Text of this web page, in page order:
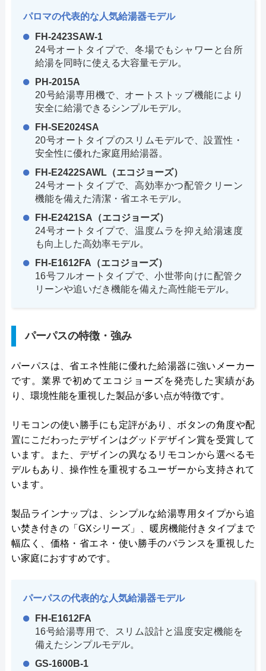
パロマの代表的な人気給湯器モデル
FH-2423SAW-1
24号オートタイプで、冬場でもシャワーと台所
給湯を同時に使える大容量モデル。
PH-2015A
20号給湯専用機で、オートストップ機能により
安全に給湯できるシンプルモデル。
FH-SE2024SA
20号オートタイプのスリムモデルで、設置性・
安全性に優れた家庭用給湯器。
FH-E2422SAWL（エコジョーズ）
24号オートタイプで、高効率かつ配管クリーン
機能を備えた清潔・省エネモデル。
FH-E2421SA（エコジョーズ）
24号オートタイプで、温度ムラを抑え給湯速度
も向上した高効率モデル。
FH-E1612FA（エコジョーズ）
16号フルオートタイプで、小世帯向けに配管ク
リーンや追いだき機能を備えた高性能モデル。
パーパスの特徴・強み
パーパスは、省エネ性能に優れた給湯器に強いメーカー
です。業界で初めてエコジョーズを発売した実績があ
り、環境性能を重視した製品が多い点が特徴です。
リモコンの使い勝手にも定評があり、ボタンの角度や配
置にこだわったデザインはグッドデザイン賞を受賞して
います。また、デザインの異なるリモコンから選べるモ
デルもあり、操作性を重視するユーザーから支持されて
います。
製品ラインナップは、シンプルな給湯専用タイプから追
い焚き付きの「GXシリーズ」、暖房機能付きタイプまで
幅広く、価格・省エネ・使い勝手のバランスを重視した
い家庭におすすめです。
パーパスの代表的な人気給湯器モデル
FH-E1612FA
16号給湯専用で、スリム設計と温度安定機能を
備えたシンプルモデル。
GS-1600B-1